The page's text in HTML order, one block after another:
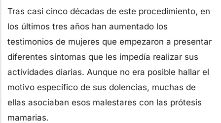
Tras casi cinco décadas de este procedimiento, en
los últimos tres años han aumentado los
testimonios de mujeres que empezaron a presentar
diferentes síntomas que les impedía realizar sus
actividades diarias. Aunque no era posible hallar el
motivo específico de sus dolencias, muchas de
ellas asociaban esos malestares con las prótesis
mamarias.